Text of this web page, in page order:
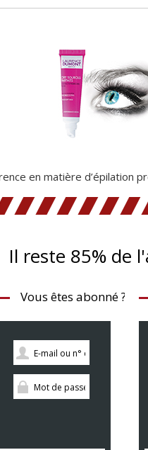
en matière d’épilation
Il reste 85% de
Vous êtes abonné ?